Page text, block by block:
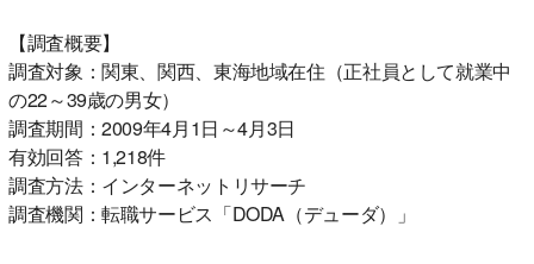
【調査概要】
調査対象：関東、関西、東海地域在住（正社員として就業中
の22～39歳の男女）
調査期間：2009年4月1日～4月3日
有効回答：1,218件
調査方法：インターネットリサーチ
調査機関：転職サービス「DODA（デューダ）」